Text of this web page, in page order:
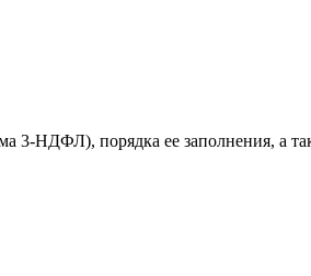
НДФЛ), порядка ее заполнения, а